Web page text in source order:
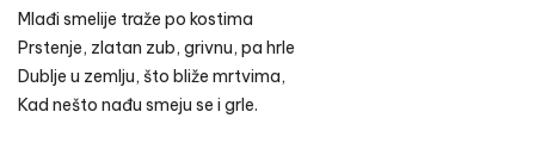
Mlađi smelije traže po kostima
Prstenje, zlatan zub, grivnu, pa hrle
Dublje u zemlju, što bliže mrtvima,
Kad nešto nađu smeju se i grle.